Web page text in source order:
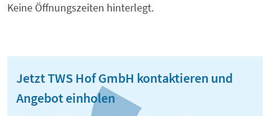
Keine Öffnungszeiten hinterlegt.
Jetzt TWS Hof GmbH kontaktieren und
Angebot einholen